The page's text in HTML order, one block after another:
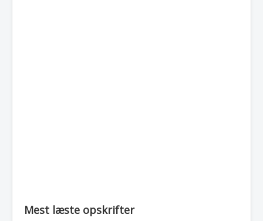
Mest læste opskrifter